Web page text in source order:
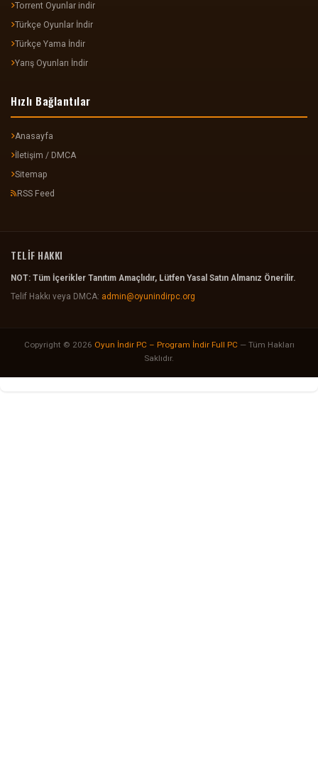
Torrent Oyunlar indir
Türkçe Oyunlar İndir
Türkçe Yama İndir
Yarış Oyunları İndir
Hızlı Bağlantılar
Anasayfa
İletişim / DMCA
Sitemap
RSS Feed
TELİF HAKKI
NOT: Tüm İçerikler Tanıtım Amaçlıdır, Lütfen Yasal Satın Almanız Önerilir.
Telif Hakkı veya DMCA: admin@oyunindirpc.org
Copyright © 2026 Oyun İndir PC – Program İndir Full PC — Tüm Hakları
Saklıdır.